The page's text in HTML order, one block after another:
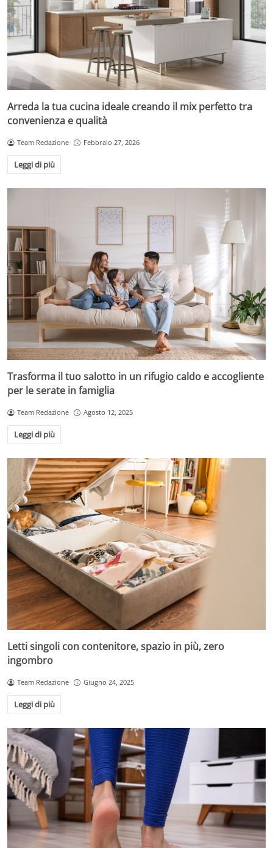
Arreda la tua cucina ideale creando il mix perfetto tra
convenienza e qualità
Team Redazione Febbraio 27, 2026
Leggi di più
Trasforma il tuo salotto in un rifugio caldo e accogliente
per le serate in famiglia
Team Redazione Agosto 12, 2025
Leggi di più
Letti singoli con contenitore, spazio in più, zero
ingombro
Team Redazione Giugno 24, 2025
Leggi di più